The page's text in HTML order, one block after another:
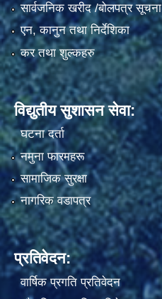
सार्वजनिक खरीद /बोलपत्र सूचना
एन, कानुन तथा निर्देशिका
कर तथा शुल्कहरु
विद्युतीय सुशासन सेवा:
घटना दर्ता
नमुना फारमहरू
सामाजिक सुरक्षा
नागरिक वडापत्र
प्रतिवेदन:
वार्षिक प्रगति प्रतिवेदन